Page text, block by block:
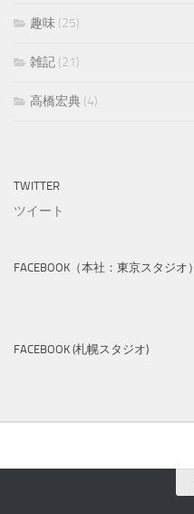
趣味 (25)
雑記 (21)
高橋宏典 (4)
TWITTER
ツイート
FACEBOOK（本社：東京スタジオ）
FACEBOOK (札幌スタジオ)